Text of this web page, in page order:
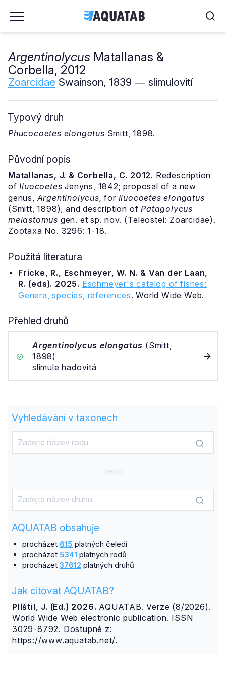
Argentinolycus Matallanas &
Corbella, 2012
Zoarcidae Swainson, 1839 ― slimulovití
Typový druh
Phucocoetes elongatus Smitt, 1898.
Původní popis
Matallanas, J. & Corbella, C. 2012. Redescription
ofIluocoetes Jenyns, 1842; proposal of a new
genus,Argentinolycus, for Iluocoetes elongatus
(Smitt, 1898), and description ofPatagolycus
melastomus gen. et sp. nov. (Teleostei: Zoarcidae).
Zootaxa No. 3296: 1-18.
Použitá literatura
Fricke, R., Eschmeyer, W. N. & Van der Laan,
R. (eds). 2025. Eschmeyer's catalog of fishes:
Genera, species, references. World Wide Web.
Přehled druhů
Argentinolycus elongatus (Smitt,
1898)
slimule hadovitá
Vyhledávání v taxonech
nebo
AQUATAB obsahuje
procházet 615 platných čeledí
procházet 5341 platných rodů
procházet 37612 platných druhů
Jak citovat AQUATAB?
Plíštil, J. (Ed.) 2026. AQUATAB. Verze (8/2026).
World Wide Web electronic publication. ISSN
3029-8792. Dostupné z:
https://www.aquatab.net/.